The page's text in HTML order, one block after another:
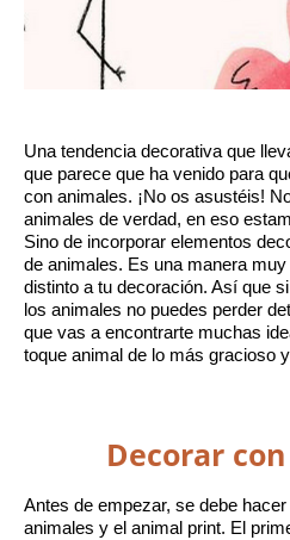
Una tendencia decorativa que
que parece que ha venido para
con animales. ¡No os asustéis!
animales de verdad, en eso
Sino de incorporar elementos
de animales. Es una manera
distinto a tu decoración. Así que
los animales no puedes perder
que vas a encontrarte muchas
toque animal de lo más gracioso
Decorar
Antes de empezar, se debe
animales y el animal print. El